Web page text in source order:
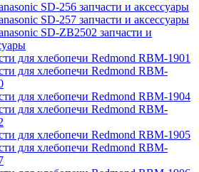
SD-256 запчасти и аксессуары
SD-257 запчасти и аксессуары
SD-ZB2502 запчасти и
для хлебопечи Redmond RBM-1901
для хлебопечи Redmond RBM-
для хлебопечи Redmond RBM-1904
для хлебопечи Redmond RBM-
для хлебопечи Redmond RBM-1905
для хлебопечи Redmond RBM-